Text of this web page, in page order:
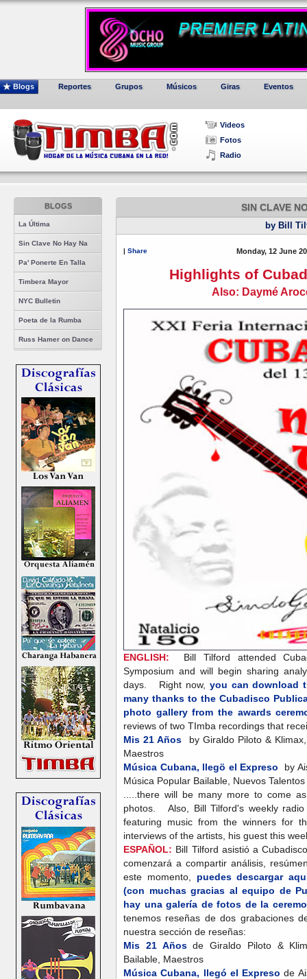
Blogs Reportes Grupos Músicos Giras Eventos
Videos
Fotos
Radio
BLOGS
La Última
Sin Clave No Hay Na
Pa' Ponerte En Talla
Timbera Mayor
NYC Bulletin
Poeta de la Rumba
Russ Hamer on Dance
SIN CLAVE
by Bill
| Share Monday, 12 June
Highlights of
Also: Daymé
ENGLISH:
Bill Tilford attended
Symposium and will begin sharing
days. Right now, you can download
many thanks to the Cubadisco
photo gallery from the awards
reviews of two TImba recordings that
Mis 21 Años by Giraldo Piloto &
Maestros
Música Cubana, llegö el Expreso
by
Música Popular Bailable, Nuevos Talentos
.....there will be many more to come
photos. Also, Bill Tilford's weekly
featuring music from the winners for
interviews of the artists, his guest this
ESPAÑOL: Bill Tilford asistió a
comenzará a compartir análisis,
este momento, puedes descargar
(con muchas gracias al equipo de
hay una galería de fotos de la
tenemos reseñas de dos grabaciones
nuestra sección de reseñas:
Mis 21 Añosde Giraldo Piloto &
Bailable, Maestros
Música Cubana, llegó el Expresode